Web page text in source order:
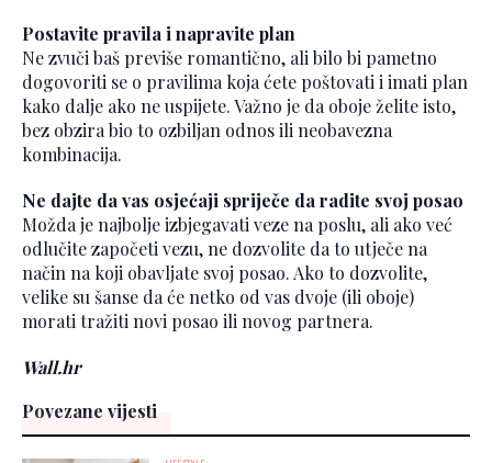
Postavite pravila i napravite plan
Ne zvuči baš previše romantično, ali bilo bi pametno
dogovoriti se o pravilima koja ćete poštovati i imati plan
kako dalje ako ne uspijete. Važno je da oboje želite isto,
bez obzira bio to ozbiljan odnos ili neobavezna
kombinacija.
Ne dajte da vas osjećaji spriječe da radite svoj posao
Možda je najbolje izbjegavati veze na poslu, ali ako već
odlučite započeti vezu, ne dozvolite da to utječe na
način na koji obavljate svoj posao. Ako to dozvolite,
velike su šanse da će netko od vas dvoje (ili oboje)
morati tražiti novi posao ili novog partnera.
Wall.hr
Povezane vijesti